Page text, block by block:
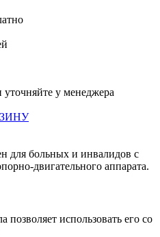
у менеджера
для больных и инвалидов с
двигательного аппарата.
позволяет использовать его со